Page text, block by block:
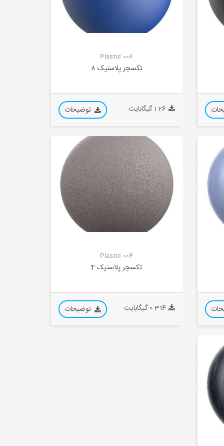
Plastic 008
تکسچر پلاستیک 8
1.26 گیگابایت توضیحات
Plastic 004
تکسچر پلاستیک 4
0.314 گیگابایت توضیحات